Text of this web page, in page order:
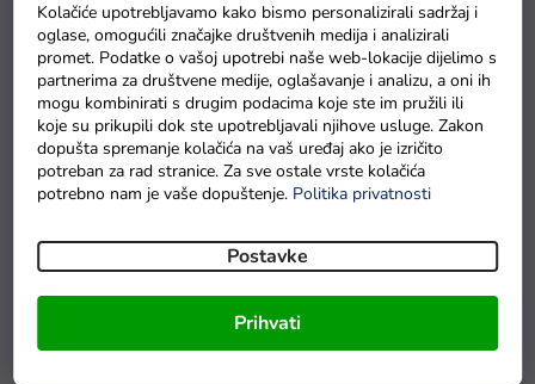
Kolačiće upotrebljavamo kako bismo personalizirali sadržaj i
oglase, omogućili značajke društvenih medija i analizirali
promet. Podatke o vašoj upotrebi naše web-lokacije dijelimo s
partnerima za društvene medije, oglašavanje i analizu, a oni ih
mogu kombinirati s drugim podacima koje ste im pružili ili
koje su prikupili dok ste upotrebljavali njihove usluge. Zakon
dopušta spremanje kolačića na vaš uređaj ako je izričito
potreban za rad stranice. Za sve ostale vrste kolačića
potrebno nam je vaše dopuštenje. Politika privatnosti
Postavke
Prihvati
gas.
Tehnički podaci:
Snaga 4x60 W
Baterija 24V 7Ah
3 brzine na daljinskom upravljaču
Sigurnosna tipka Stop na daljinskom upravljaču
2x brzina naprijed